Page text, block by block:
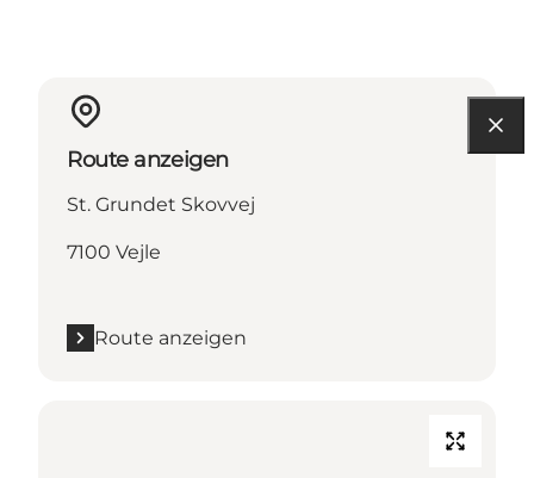
Route anzeigen
St. Grundet Skovvej
7100 Vejle
Route anzeigen